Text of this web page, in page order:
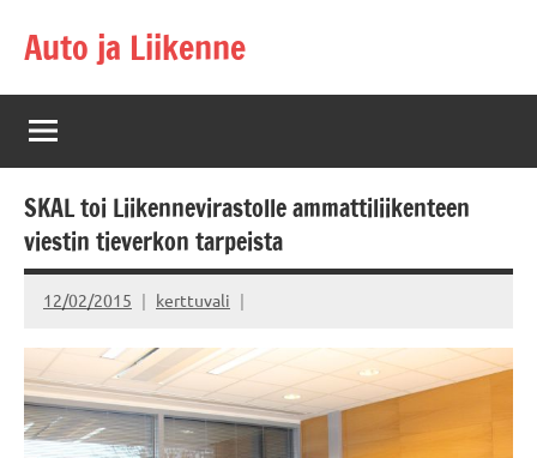
Auto ja Liikenne
SKAL toi Liikennevirastolle ammattiliikenteen
viestin tieverkon tarpeista
12/02/2015 kerttuvali